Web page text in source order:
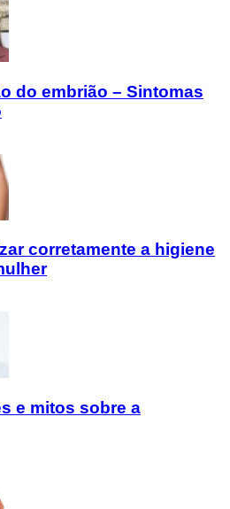
do embrião – Sintomas
corretamente a higiene
e mitos sobre a